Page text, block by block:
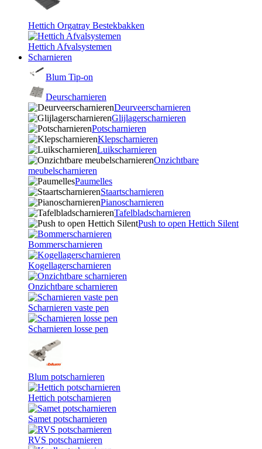
Hettich Orgatray Bestekbakken
Hettich Afvalsystemen
Scharnieren
Blum Tip-on
Deurscharnieren
Deurveerscharnieren
Glijlagerscharnieren
Potscharnieren
Klepscharnieren
Luikscharnieren
Onzichtbare
meubelscharnieren
Paumelles
Staartscharnieren
Pianoscharnieren
Tafelbladscharnieren
Push to open Hettich Silent
Bommerscharnieren
Kogellagerscharnieren
Onzichtbare scharnieren
Scharnieren vaste pen
Scharnieren losse pen
Blum potscharnieren
Hettich potscharnieren
Samet potscharnieren
RVS potscharnieren